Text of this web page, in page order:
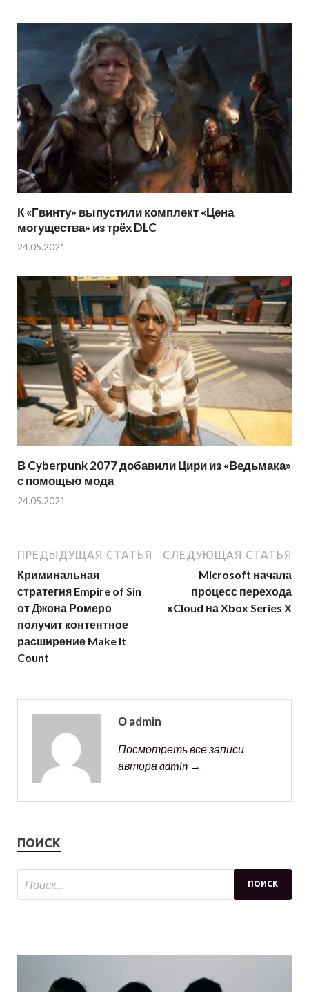
К «Гвинту» выпустили комплект «Цена
могущества» из трёх DLC
24.05.2021
В Cyberpunk 2077 добавили Цири из «Ведьмака»
с помощью мода
24.05.2021
ПРЕДЫДУЩАЯ СТАТЬЯ
Криминальная
стратегия Empire of Sin
от Джона Ромеро
получит контентное
расширение Make It
Count
СЛЕДУЮЩАЯ СТАТЬЯ
Microsoft начала
процесс перехода
xCloud на Xbox Series X
О admin
Посмотреть все записи
автора admin →
ПОИСК